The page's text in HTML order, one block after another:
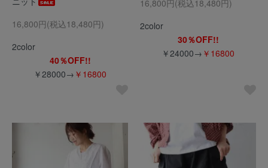
16,800円(税込18,480円)
2color
40％OFF!!
￥28000→ ￥16800
16,800円(税込18,480円)
2color
30％OFF!!
￥24000→ ￥16800